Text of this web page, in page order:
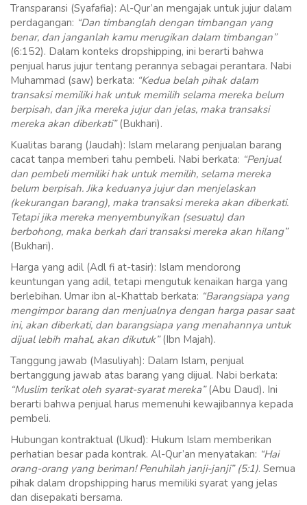
Transparansi (Syafafia): Al-Qur’an mengajak untuk jujur dalam
perdagangan: “Dan timbanglah dengan timbangan yang
benar, dan janganlah kamu merugikan dalam timbangan”
(6:152). Dalam konteks dropshipping, ini berarti bahwa
penjual harus jujur tentang perannya sebagai perantara. Nabi
Muhammad (saw) berkata: “Kedua belah pihak dalam
transaksi memiliki hak untuk memilih selama mereka belum
berpisah, dan jika mereka jujur dan jelas, maka transaksi
mereka akan diberkati”(Bukhari).
Kualitas barang (Jaudah): Islam melarang penjualan barang
cacat tanpa memberi tahu pembeli. Nabi berkata: “Penjual
dan pembeli memiliki hak untuk memilih, selama mereka
belum berpisah. Jika keduanya jujur dan menjelaskan
(kekurangan barang), maka transaksi mereka akan diberkati.
Tetapi jika mereka menyembunyikan (sesuatu) dan
berbohong, maka berkah dari transaksi mereka akan hilang”
(Bukhari).
Harga yang adil (Adl fi at-tasir): Islam mendorong
keuntungan yang adil, tetapi mengutuk kenaikan harga yang
berlebihan. Umar ibn al-Khattab berkata: “Barangsiapa yang
mengimpor barang dan menjualnya dengan harga pasar saat
ini, akan diberkati, dan barangsiapa yang menahannya untuk
dijual lebih mahal, akan dikutuk”(Ibn Majah).
Tanggung jawab (Masuliyah): Dalam Islam, penjual
bertanggung jawab atas barang yang dijual. Nabi berkata:
“Muslim terikat oleh syarat-syarat mereka”(Abu Daud). Ini
berarti bahwa penjual harus memenuhi kewajibannya kepada
pembeli.
Hubungan kontraktual (Ukud): Hukum Islam memberikan
perhatian besar pada kontrak. Al-Qur’an menyatakan: “Hai
orang-orang yang beriman! Penuhilah janji-janji” (5:1). Semua
pihak dalam dropshipping harus memiliki syarat yang jelas
dan disepakati bersama.